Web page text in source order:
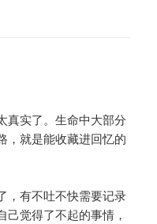
真实了。生命中大部分
，就是能收藏进回忆的
，有不吐不快需要记录
己觉得了不起的事情，